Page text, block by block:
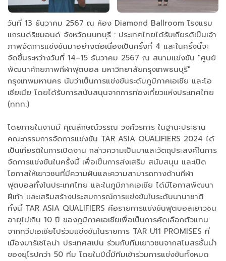
วันที่ 13 ธันวาคม 2567 ณ ห้อง Diamond Ballroom โรงแรม
แกรนด์ริชมอนด์ จังหวัดนนทบุรี : ประเทศไทยได้รับเกียรติเป็นเจ้า
ภาพจัดการแข่งขันมาอย่างต่อเนื่องเป็นครั้งที่ 4 และในครั้งนี้จะ
จัดขึ้นระหว่างวันที่ 14–15 ธันวาคม 2567 ณ สนามแข่งขัน "ศูนย์
พัฒนาศักยภาพกีฬาฟุตบอล มหาวิทยาลัยกรุงเทพธนบุรี"
กรุงเทพมหานคร นับว่าเป็นการแข่งขันระดับภูมิภาคเอเชีย และโอ
เชียเนีย โดยได้รับการสนับสนุนจากการท่องเที่ยวแห่งประเทศไทย
(ททท.)
โดยภายในงานมี คุณลักษณ์วรรณ วงศ์วรการ ในฐานะประธาน
คณะกรรมการจัดการแข่งขัน TAR ASIA QUALIFIERS 2024 ได้
เป็นเกียรติในการเปิดงาน กล่าวความเป็นมาและวัตถุประสงค์ในการ
จัดการแข่งขันในครั้งนี้ เพื่อเป็นการส่งเสริม สนับสนุน และเปิด
โอกาสให้เยาวชนที่มีความฝันและความสามารถทางด้านกีฬา
ฟุตบอลทั้งในประเทศไทย และในภูมิภาคเอเชีย ได้มีโอกาสพัฒนา
ฝีเท้า และเสริมสร้างประสบการณ์การแข่งขันในระดับนานาชาติ
ทั้งนี้ TAR ASIA QUALIFIERS คือรายการแข่งขันฟุตบอลเยาวชน
อายุไม่เกิน 10 ปี ของภูมิภาคเอเชียเพื่อเป็นการคัดเลือกตัวแทน
จากทวีปเอเชียไปร่วมแข่งขันในรายการ TAR U11 PROMISES ที่
เมืองบาร์เซโลน่า ประเทศสเปน ร่วมกับทีมเยาวชนจากสโมสรชั้นนำ
ของยุโรปกว่า 50 ทีม โดยในปีนี้มีทีมเข้าร่วมการแข่งขันทั้งหมด